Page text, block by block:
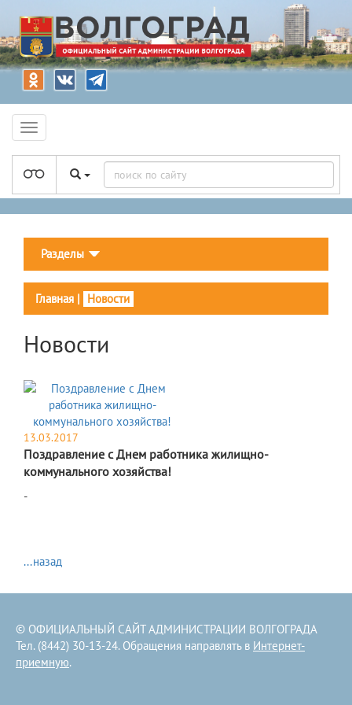
Разделы
Главная | Новости
Новости
13.03.2017
Поздравление с Днем работника жилищно-
коммунального хозяйства!
-
...назад
© ОФИЦИАЛЬНЫЙ САЙТ АДМИНИСТРАЦИИ ВОЛГОГРАДА
Тел. (8442) 30-13-24. Обращения направлять в Интернет-
приемную.